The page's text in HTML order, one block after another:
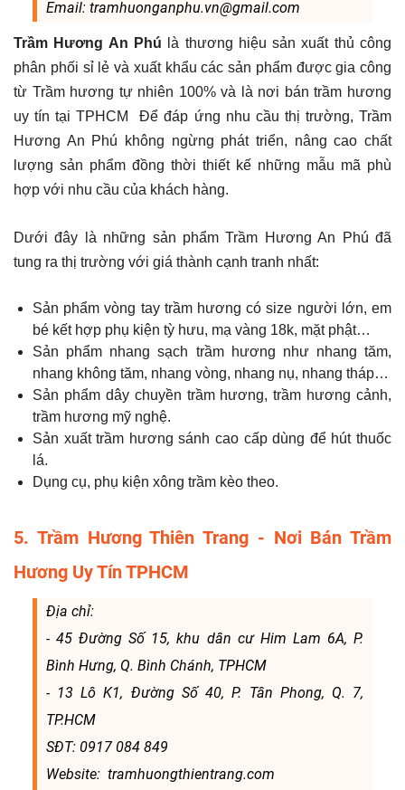
Email: tramhuonganphu.vn@gmail.com
Trầm Hương An Phú là thương hiệu sản xuất thủ công
phân phối sỉ lẻ và xuất khẩu các sản phẩm được gia công
từ Trầm hương tự nhiên 100% và là nơi bán trầm hương
uy tín tại TPHCM Để đáp ứng nhu cầu thị trường, Trầm
Hương An Phú không ngừng phát triển, nâng cao chất
lượng sản phẩm đồng thời thiết kế những mẫu mã phù
hợp với nhu cầu của khách hàng.
Dưới đây là những sản phẩm Trầm Hương An Phú đã
tung ra thị trường với giá thành cạnh tranh nhất:
Sản phẩm vòng tay trầm hương có size người lớn, em
bé kết hợp phụ kiện tỳ hưu, mạ vàng 18k, mặt phật…
Sản phẩm nhang sạch trầm hương như nhang tăm,
nhang không tăm, nhang vòng, nhang nụ, nhang tháp…
Sản phẩm dây chuyền trầm hương, trầm hương cảnh,
trầm hương mỹ nghệ.
Sản xuất trầm hương sánh cao cấp dùng để hút thuốc
lá.
Dụng cụ, phụ kiện xông trầm kèo theo.
5. Trầm Hương Thiên Trang - Nơi Bán Trầm
Hương Uy Tín TPHCM
Địa chỉ:
- 45 Đường Số 15, khu dân cư Him Lam 6A, P.
Bình Hưng, Q. Bình Chánh, TPHCM
- 13 Lô K1, Đường Số 40, P. Tân Phong, Q. 7,
TP.HCM
SĐT: 0917 084 849
Website: tramhuongthientrang.com